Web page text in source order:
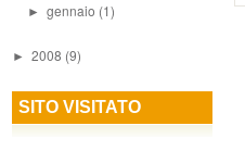
►gennaio (1)
► 2008 (9)
SITO VISITATO